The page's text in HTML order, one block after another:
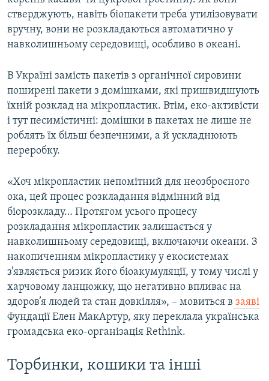
стверджують, навіть біопакети треба утилізовувати
вручну, вони не розкладаються автоматично у
навколишньому середовищі, особливо в океані.
В Україні замість пакетів з органічної сировини
поширені пакети з домішками, які пришвидшують
їхній розклад на мікропластик. Втім, еко-активісти
і тут песимістичні: домішки в пакетах не лише не
роблять їх більш безпечними, а й ускладнюють
переробку.
«Хоч мікропластик непомітний для неозброєного
ока, цей процес розкладання відмінний від
біорозкладу… Протягом усього процесу
розкладання мікропластик залишається у
навколишньому середовищі, включаючи океани. З
накопиченням мікропластику у екосистемах
з’являється ризик його біоакумуляції, у тому числі у
харчовому ланцюжку, що негативно впливає на
здоров’я людей та стан довкілля», – мовиться в заяві
Фундації Елен МакАртур, яку переклала українська
громадська еко-організація Rethink.
Торбинки, кошики та інші